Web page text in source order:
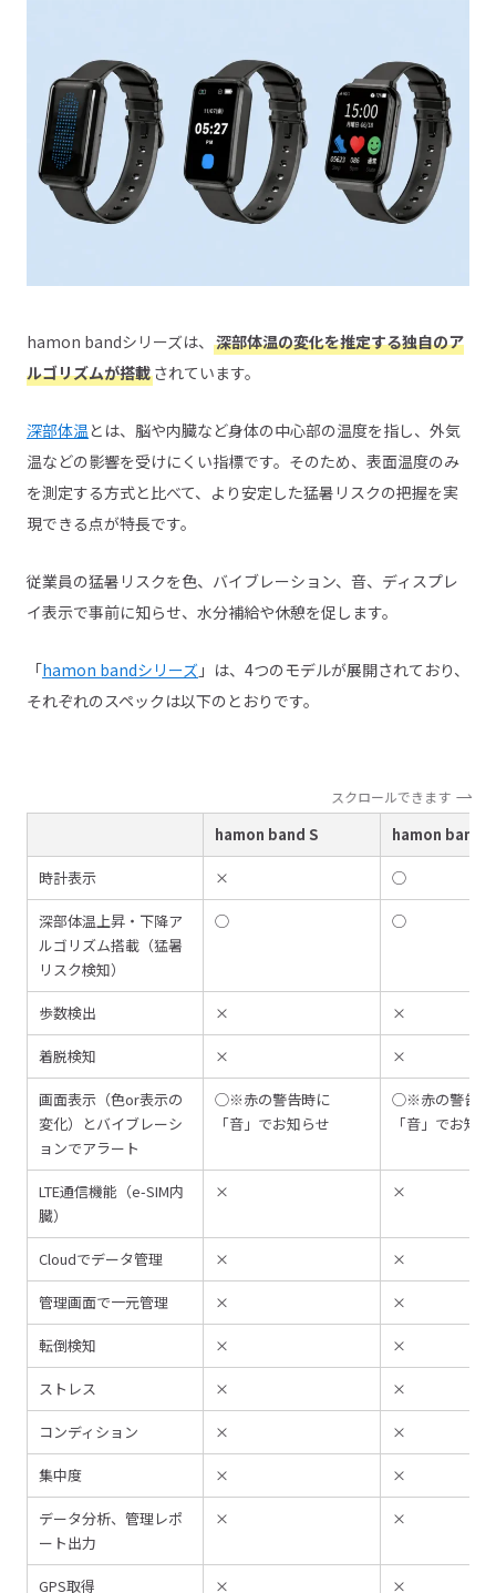
hamon bandシリーズは、 深部体温の変化を推定する独自のア
ルゴリズムが搭載 されています。
深部体温 とは、脳や内臓など身体の中心部の温度を指し、外気
温などの影響を受けにくい指標です。そのため、表面温度のみ
を測定する方式と比べて、より安定した猛暑リスクの把握を実
現できる点が特長です。
従業員の猛暑リスクを色、バイブレーション、音、ディスプレ
イ表示で事前に知らせ、水分補給や休憩を促します。
「hamon bandシリーズ 」は、4つのモデルが展開されており、
それぞれのスペックは以下のとおりです。
スクロールできます
hamon band S hamon band V
時計表示 × ◯
深部体温上昇・下降ア
ルゴリズム搭載（猛暑
リスク検知）
◯ ◯
歩数検出 × ×
着脱検知 × ×
画面表示（色or表示の
変化）とバイブレーシ
ョンでアラート
◯※赤の警告時に
「音」でお知らせ
◯※赤の警告時
「音」でお知
LTE通信機能（e-SIM内
臓）
× ×
Cloudでデータ管理 × ×
管理画面で一元管理 × ×
転倒検知 × ×
ストレス × ×
コンディション × ×
集中度 × ×
データ分析、管理レポ
ート出力
× ×
GPS取得 × ×